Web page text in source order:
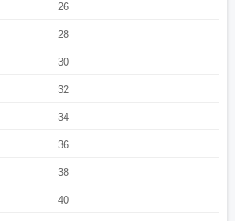
26
28
30
32
34
36
38
40